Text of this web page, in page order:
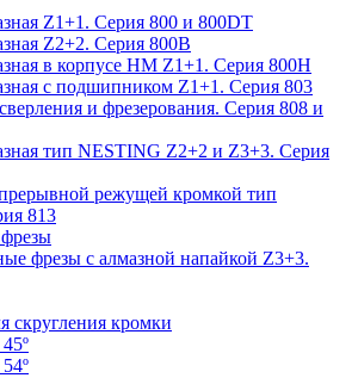
Z1+1. Серия 800 и 800DT
Z2+2. Серия 800B
в корпусе НМ Z1+1. Серия 800H
с подшипником Z1+1. Серия 803
и фрезерования. Серия 808 и
тип NESTING Z2+2 и Z3+3. Серия
режущей кромкой тип
813
фрезы с алмазной напайкой Z3+3.
скругления кромки